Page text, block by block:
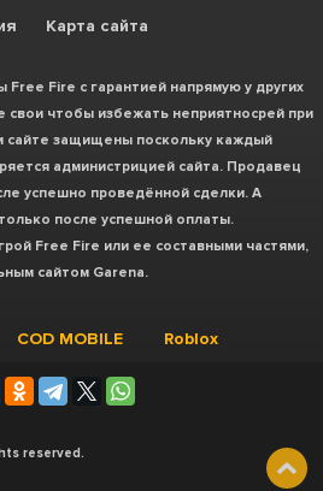
Карта сайта
Fire с гарантией напрямую у других
свои чтобы избежать неприятносрей при
сайте защищены поскольку каждый
администрицией сайта. Продавец
успешно проведённой сделки. А
после успешной оплаты.
Free Fire или ее составными частями,
сайтом Garena.
COD MOBILE Roblox
reserved.